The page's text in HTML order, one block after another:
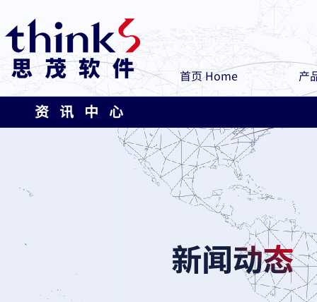
首页 Home 产
资 讯 中 心